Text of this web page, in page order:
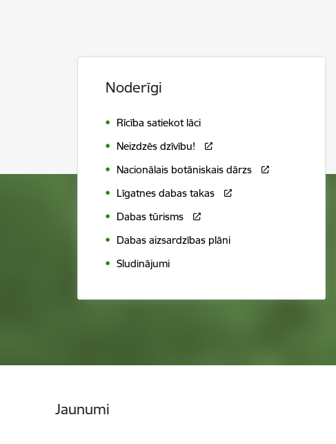
Noderīgi
Rīcība satiekot lāci
Neizdzēs dzīvību!
Nacionālais botāniskais dārzs
Līgatnes dabas takas
Dabas tūrisms
Dabas aizsardzības plāni
Sludinājumi
Jaunumi